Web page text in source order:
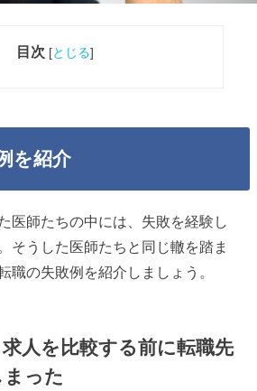
目次 [とじる]
を紹介
医師たちの中には、失敗を経験し
そうした医師たちと同じ轍を踏ま
職の失敗例を紹介しましょう。
人を比較する前に転職先
った